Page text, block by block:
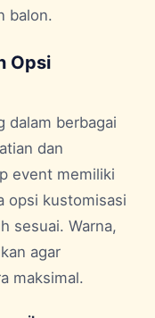
balon.
Opsi
dalam berbagai
dan
event memiliki
opsi kustomisasi
sesuai. Warna,
agar
maksimal.